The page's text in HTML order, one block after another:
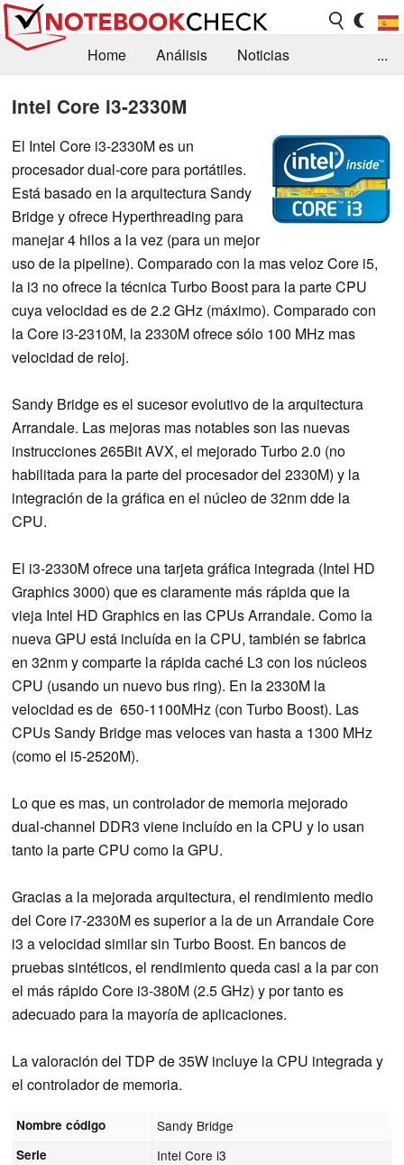
Home Análisis
Noticias
Contacto
...
Intel Core i3-2330M
El Intel Core i3-2330M es un
procesador dual-core para portátiles.
Está basado en la arquitectura Sandy
Bridge y ofrece Hyperthreading para
manejar 4 hilos a la vez (para un mejor
uso de la pipeline). Comparado con la mas veloz Core i5,
la i3 no ofrece la técnica Turbo Boost para la parte CPU
cuya velocidad es de 2.2 GHz (máximo). Comparado con
la Core i3-2310M, la 2330M ofrece sólo 100 MHz mas
velocidad de reloj.
Sandy Bridge es el sucesor evolutivo de la arquitectura
Arrandale. Las mejoras mas notables son las nuevas
instrucciones 265Bit AVX, el mejorado Turbo 2.0 (no
habilitada para la parte del procesador del 2330M) y la
integración de la gráfica en el núcleo de 32nm dde la
CPU.
El i3-2330M ofrece una tarjeta gráfica integrada (Intel HD
Graphics 3000) que es claramente más rápida que la
vieja Intel HD Graphics en las CPUs Arrandale. Como la
nueva GPU está incluída en la CPU, también se fabrica
en 32nm y comparte la rápida caché L3 con los núcleos
CPU (usando un nuevo bus ring). En la 2330M la
velocidad es de 650-1100MHz (con Turbo Boost). Las
CPUs Sandy Bridge mas veloces van hasta a 1300 MHz
(como el i5-2520M).
Lo que es mas, un controlador de memoria mejorado
dual-channel DDR3 viene incluído en la CPU y lo usan
tanto la parte CPU como la GPU.
Gracias a la mejorada arquitectura, el rendimiento medio
del Core i7-2330M es superior a la de un Arrandale Core
i3 a velocidad similar sin Turbo Boost. En bancos de
pruebas sintéticos, el rendimiento queda casi a la par con
el más rápido Core i3-380M (2.5 GHz) y por tanto es
adecuado para la mayoría de aplicaciones.
La valoración del TDP de 35W incluye la CPU integrada y
el controlador de memoria.
Nombre código Sandy Bridge
Serie Intel Core i3